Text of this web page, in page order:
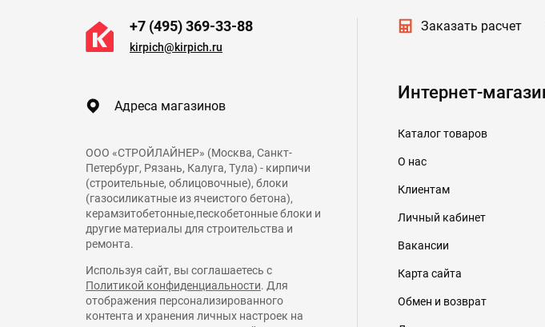
+7 (495) 369-33-88
kirpich@kirpich.ru
Адреса магазинов
ООО «СТРОЙЛАЙНЕР» (Москва, Санкт-
Петербург, Рязань, Калуга, Тула) - кирпичи
(строительные, облицовочные), блоки
(газосиликатные из ячеистого бетона),
керамзитобетонные,пескобетонные блоки и
другие материалы для строительства и
ремонта.
Используя сайт, вы соглашаетесь с
Политикой конфиденциальности. Для
отображения персонализированного
контента и хранения личных настроек на
Заказать расчет
Интернет-
Каталог товаров
О нас
Клиентам
Личный кабинет
Вакансии
Карта сайта
Обмен и возврат